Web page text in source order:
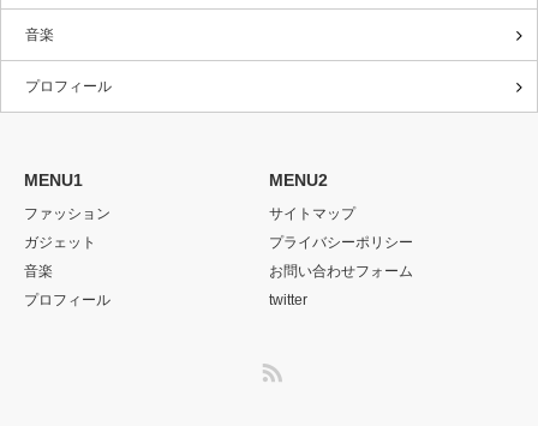
音楽
プロフィール
MENU1
ファッション
ガジェット
音楽
プロフィール
MENU2
サイトマップ
プライバシーポリシー
お問い合わせフォーム
twitter